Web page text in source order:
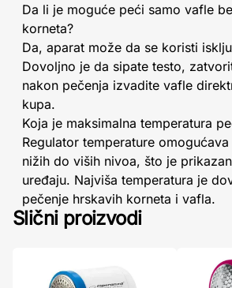
Da li je moguće peći samo vafle
korneta?
Da, aparat može da se koristi
Dovoljno je da sipate testo,
nakon pečenja izvadite vafle
kupa.
Koja je maksimalna temperatura
Regulator temperature
nižih do viših nivoa, što je
uređaju. Najviša temperatura je
pečenje hrskavih korneta i vafla.
Slični proizvodi